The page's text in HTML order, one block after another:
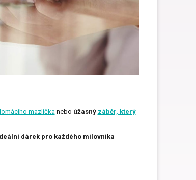
mazlíčka nebo úžasný záběr, který
dárek pro každého milovníka